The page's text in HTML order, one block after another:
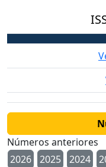
Números anteriores
2026
2025 2024